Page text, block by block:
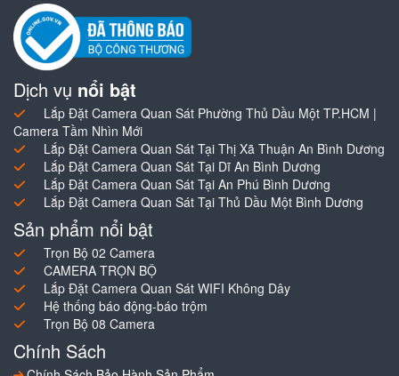
Dịch vụ nổi bật
Lắp Đặt Camera Quan Sát Phường Thủ Dầu Một TP.HCM |
Camera Tầm Nhìn Mới
Lắp Đặt Camera Quan Sát Tại Thị Xã Thuận An Bình Dương
Lắp Đặt Camera Quan Sát Tại Dĩ An Bình Dương
Lắp Đặt Camera Quan Sát Tại An Phú Bình Dương
Lắp Đặt Camera Quan Sát Tại Thủ Dầu Một Bình Dương
Sản phẩm nổi bật
Trọn Bộ 02 Camera
CAMERA TRỌN BỘ
Lắp Đặt Camera Quan Sát WIFI Không Dây
Hệ thống báo động-báo trộm
Trọn Bộ 08 Camera
Chính Sách